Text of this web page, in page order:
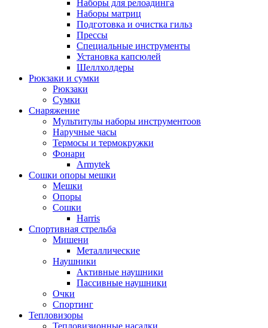
Наборы для релоадинга
Наборы матриц
Подготовка и очистка гильз
Прессы
Специальные инструменты
Установка капсюлей
Шеллхолдеры
Рюкзаки и сумки
Рюкзаки
Сумки
Снаряжение
Мультитулы наборы инструментоов
Наручные часы
Термосы и термокружки
Фонари
Armytek
Сошки опоры мешки
Мешки
Опоры
Сошки
Harris
Спортивная стрельба
Мишени
Металлические
Наушники
Активные наушники
Пассивные наушники
Очки
Спортинг
Тепловизоры
Тепловизионные насадки